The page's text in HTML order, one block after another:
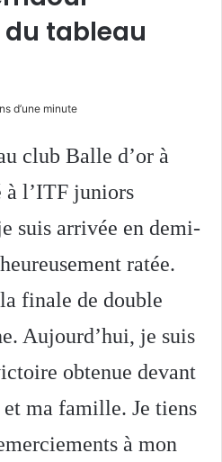
tableau
d’une minute
club Balle d’or à
à l’ITF juniors
suis arrivée en demi-
ratée.
finale de double
Aujourd’hui, je suis
obtenue devant
ma famille. Je tiens
à mon